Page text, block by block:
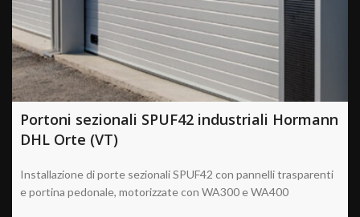
Portoni sezionali SPUF42 industriali Hormann
DHL Orte (VT)
Installazione di porte sezionali SPUF42 con pannelli trasparenti
e portina pedonale, motorizzate con WA300 e WA400